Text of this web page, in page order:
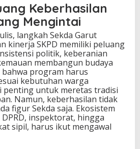
Keberhasilan
Mengintai
langkah Sekda Garut
kinerja SKPD memiliki peluang
politik, keberanian
membangun budaya
bahwa program harus
kebutuhan warga
penting untuk meretas tradisi
Namun, keberhasilan tidak
figur Sekda saja. Ekosistem
inspektorat, hingga
sipil, harus ikut mengawal